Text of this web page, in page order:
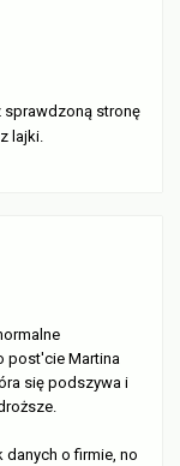
sprawdzoną stronę
lajki.
post'cie Martina
się podszywa i
danych o firmie, no